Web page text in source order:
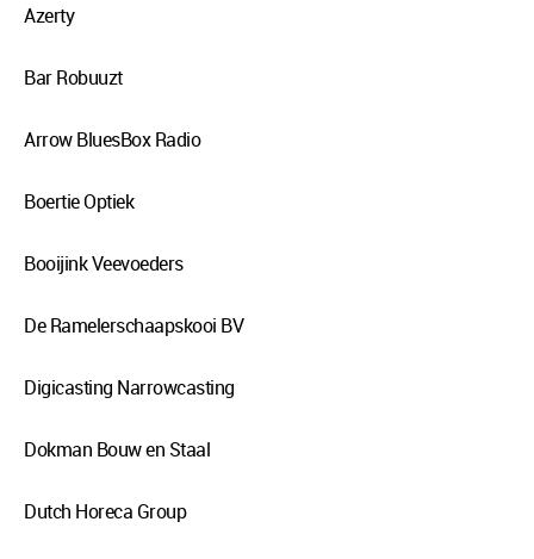
Azerty
Bar Robuuzt
Arrow BluesBox Radio
Boertie Optiek
Booijink Veevoeders
De Ramelerschaapskooi BV
Digicasting Narrowcasting
Dokman Bouw en Staal
Dutch Horeca Group